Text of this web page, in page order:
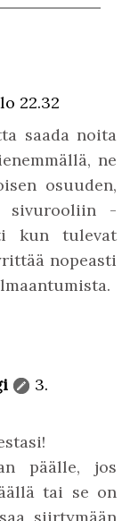
22.32
saada noita
ne
osuuden,
sivurooliin -
kun tulevat
nopeasti
3.
päälle, jos
tai se on